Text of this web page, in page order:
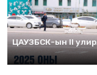
ЦАУЗБСК-ын II